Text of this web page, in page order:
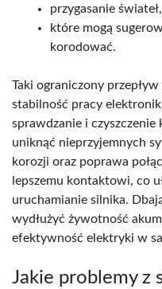
przygasanie świateł,
które mogą
korodować.
Taki ograniczony
stabilność pracy
sprawdzanie i
uniknąć nieprzyjemnych
korozji oraz poprawa
lepszemu kontaktowi, co
uruchamianie silnika.
wydłużyć żywotność
efektywność elektryki w
Jakie problemy z